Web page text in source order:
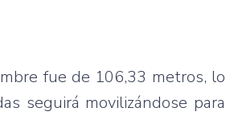
fue de 106,33 metros, lo
seguirá movilizándose para